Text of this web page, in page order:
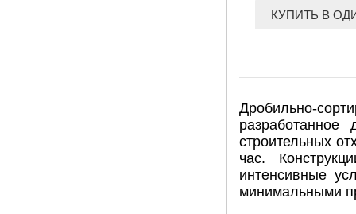
КУПИТЬ В
Дробильно-
строительных
час.
интенсивные
минимальными